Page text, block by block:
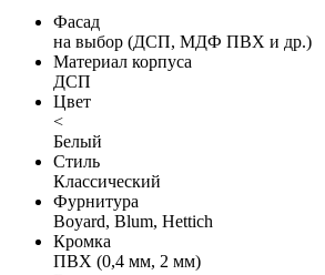
Фасад
на выбор (ДСП, МДФ ПВХ и др.)
Материал корпуса
ДСП
Цвет
<
Белый
Стиль
Классический
Фурнитура
Boyard, Blum, Hettich
Кромка
ПВХ (0,4 мм, 2 мм)